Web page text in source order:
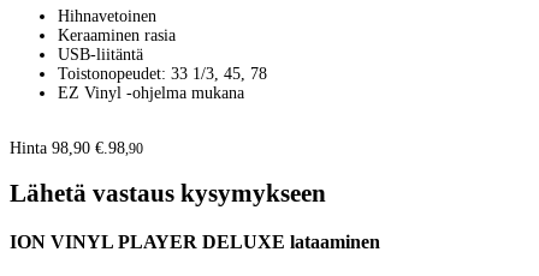
Hihnavetoinen
Keraaminen rasia
USB-liitäntä
Toistonopeudet: 33 1/3, 45, 78
EZ Vinyl -ohjelma mukana
Hinta 98,90 €. 98,90
Lähetä vastaus kysymykseen
ION VINYL PLAYER DELUXE lataaminen